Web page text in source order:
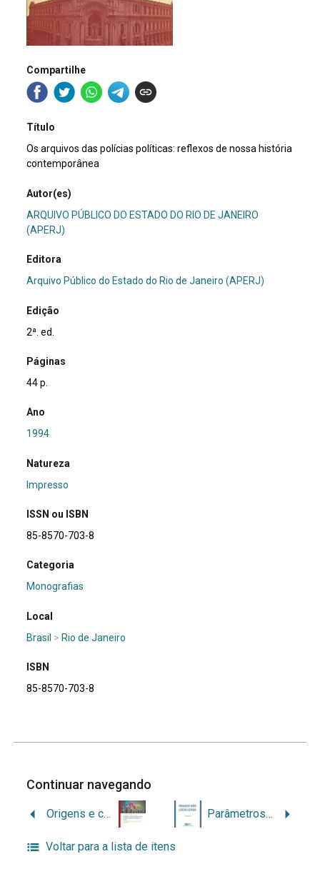
Compartilhe
Título
Os arquivos das polícias políticas: reflexos de nossa história
contemporânea
Autor(es)
ARQUIVO PÚBLICO DO ESTADO DO RIO DE JANEIRO
(APERJ)
Editora
Arquivo Público do Estado do Rio de Janeiro (APERJ)
Edição
2ª. ed.
Páginas
44 p.
Ano
1994
Natureza
Impresso
ISSN ou ISBN
85-8570-703-8
Categoria
Monografias
Local
Brasil > Rio de Janeiro
ISBN
85-8570-703-8
Continuar navegando
Origens e características dos cursos de Arquivologia no Brasil: um estudo a partir da Lei de Acesso à Informação Parâmetros de controle para caixas box destinadas a arquivos
Voltar para a lista de itens